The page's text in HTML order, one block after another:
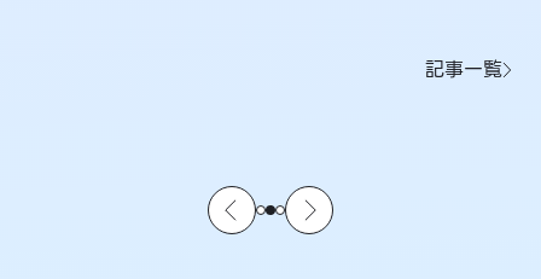
記事一覧